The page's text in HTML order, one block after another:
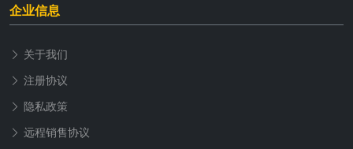
企业信息
关于我们
注册协议
隐私政策
远程销售协议